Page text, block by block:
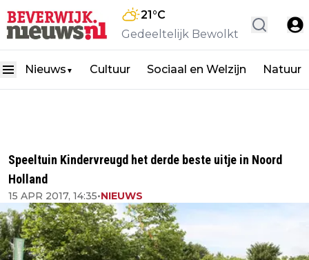
21°C
Gedeeltelijk Bewolkt
Nieuws ▼ Cultuur Sociaal en Welzijn Natuur
Speeltuin Kindervreugd het derde beste uitje in Noord
Holland
15 APR 2017, 14:35•NIEUWS